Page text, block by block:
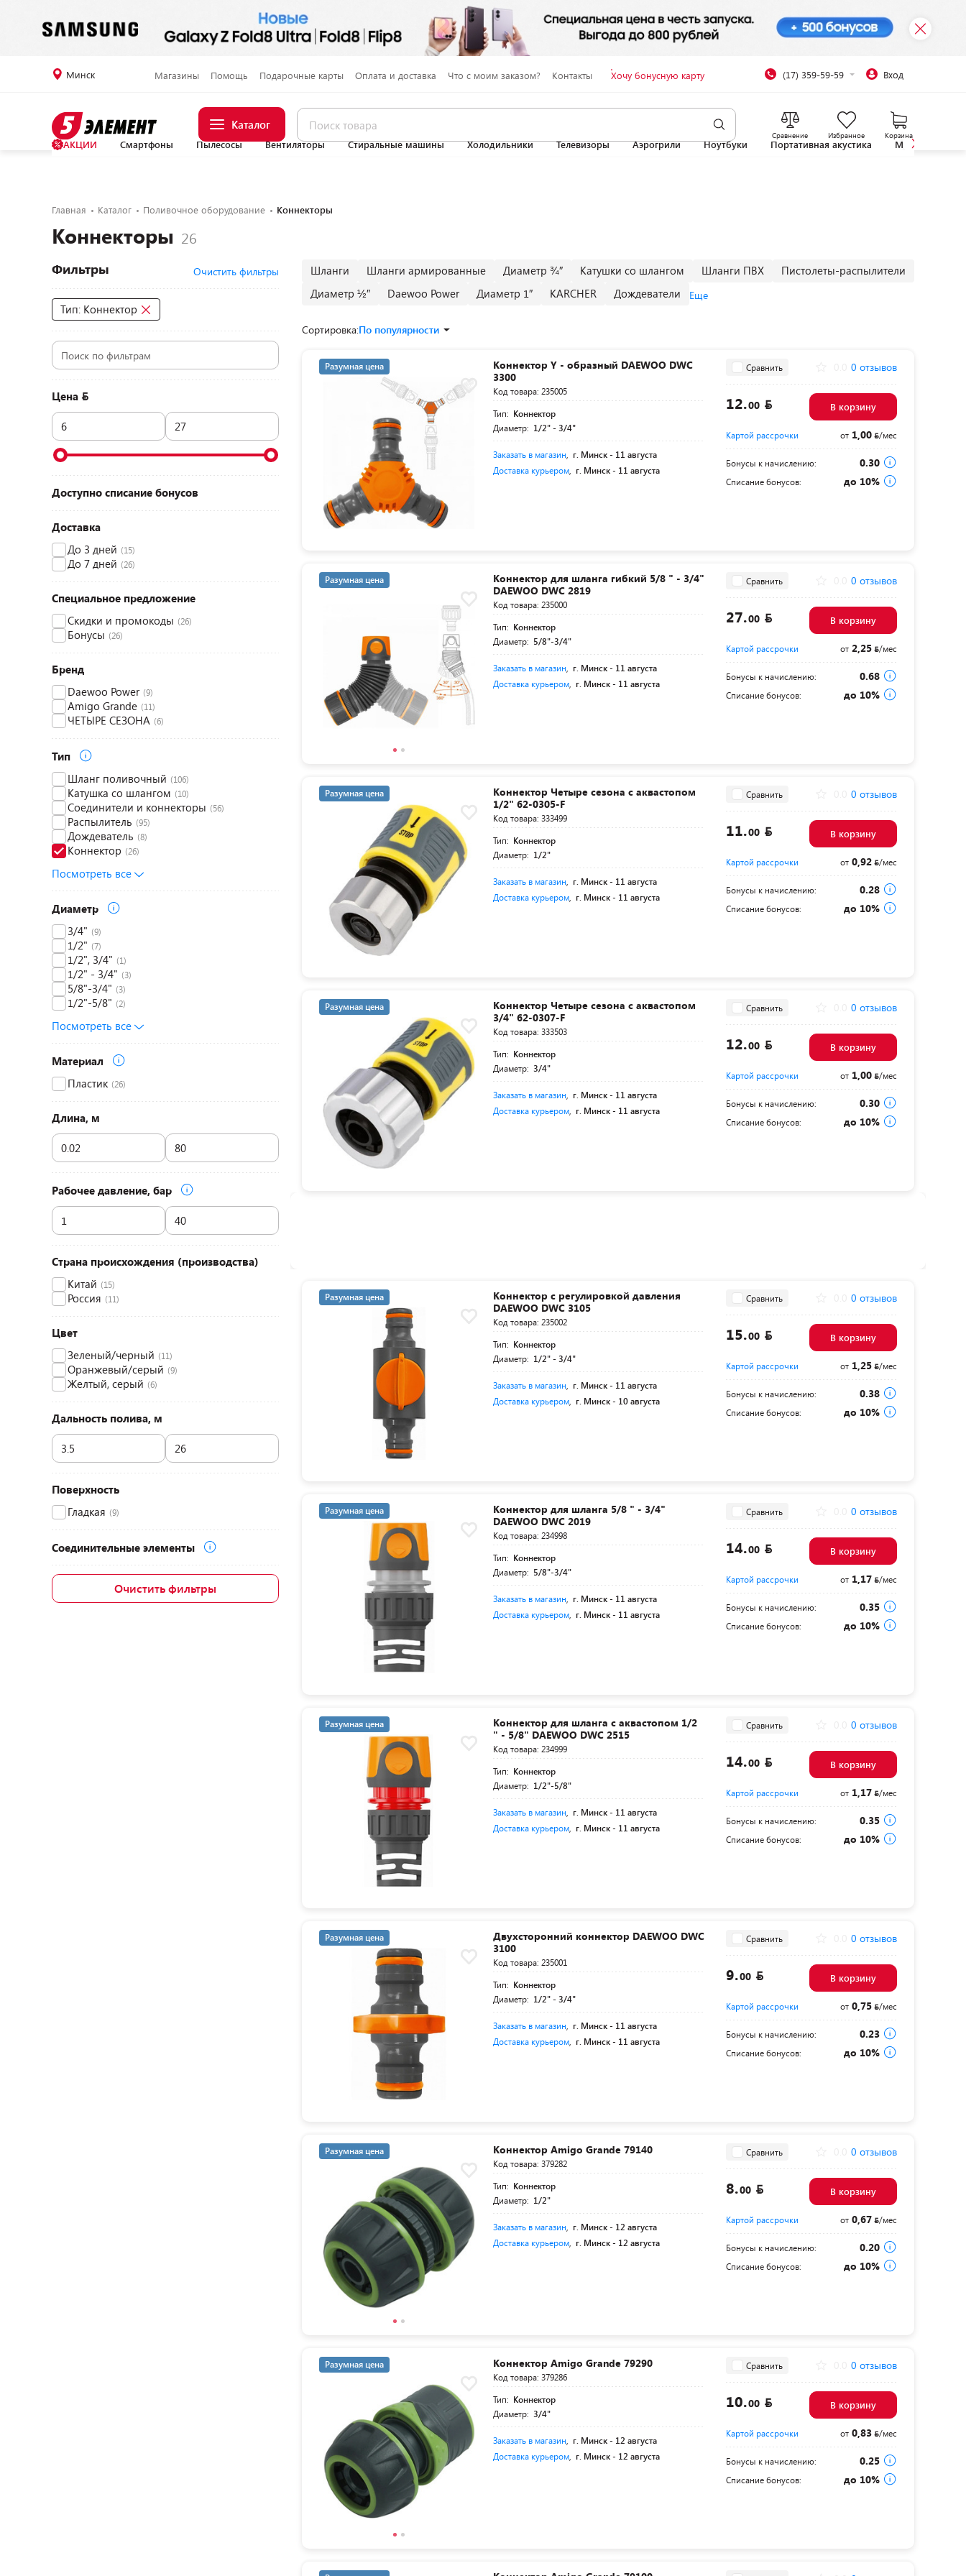
Минск Магазины Помощь Подарочные карты Оплата и доставка Что с моим заказом? Контакты Хочу бонусную карту (17) 359-59-59 Вход
Каталог
Сравнение Избранное Корзина
АКЦИИ Смартфоны Пылесосы Вентиляторы Стиральные машины Холодильники Телевизоры Аэрогрили Ноутбуки Портативная акустика
Главная Каталог Поливочное оборудование Коннекторы
Коннекторы
Фильтры Очистить фильтры
Тип: Коннектор
Цена
Доступно списание бонусов
Доставка
До 3 дней (15)
До 7 дней (26)
Специальное предложение
Скидки и промокоды (26)
Бонусы (26)
Бренд
Daewoo Power (9)
Amigo Grande (11)
ЧЕТЫРЕ СЕЗОНА (6)
Тип
Шланг поливочный (106)
Катушка со шлангом (10)
Соединители и коннекторы (56)
Распылитель (95)
Дождеватель (8)
Коннектор (26)
Посмотреть все
Диаметр
3/4" (9)
1/2" (7)
1/2", 3/4" (1)
1/2" - 3/4" (3)
5/8"-3/4" (3)
1/2"-5/8" (2)
Посмотреть все
Материал
Пластик (26)
Длина, м
Рабочее давление, бар
Страна происхождения (производства)
Китай (15)
Россия (11)
Цвет
Зеленый/черный (11)
Оранжевый/серый (9)
Желтый, серый (6)
Дальность полива, м
Поверхность
Гладкая (9)
Соединительные элементы
Очистить фильтры
Шланги Шланги армированные Диаметр ¾″ Катушки со шлангом Шланги ПВХ
Пистолеты-распылители
Диаметр ½″
Daewoo Power Диаметр 1″ KARCHER Дождеватели Еще
Сортировка:По популярности
Разумная цена
Коннектор Y - образный DAEWOO DWC
3300
Код товара: 235005
Тип: Коннектор
Диаметр: 1/2" - 3/4"
Заказать в магазин г. Минск - 11 августа
Доставка курьером г. Минск - 11 августа
Сравнить 0 отзывов
12.00 В корзину
Картой рассрочки от1,00 /мес
Бонусы к начислению: 0.30
Списание бонусов: до 10%
Разумная цена
Коннектор для шланга гибкий 5/8 " - 3/4"
DAEWOO DWC 2819
Код товара: 235000
Тип: Коннектор
Диаметр: 5/8"-3/4"
Заказать в магазин г. Минск - 11 августа
Доставка курьером г. Минск - 11 августа
Сравнить 0 отзывов
27.00 В корзину
Картой рассрочки от2,25 /мес
Бонусы к начислению: 0.68
Списание бонусов: до 10%
Разумная цена
Коннектор Четыре сезона с аквастопом
1/2" 62-0305-F
Код товара: 333499
Тип: Коннектор
Диаметр: 1/2"
Заказать в магазин г. Минск - 11 августа
Доставка курьером г. Минск - 11 августа
Сравнить 0 отзывов
11.00 В корзину
Картой рассрочки от0,92 /мес
Бонусы к начислению: 0.28
Списание бонусов: до 10%
Разумная цена
Коннектор Четыре сезона с аквастопом
3/4" 62-0307-F
Код товара: 333503
Тип: Коннектор
Диаметр: 3/4"
Заказать в магазин г. Минск - 11 августа
Доставка курьером г. Минск - 11 августа
Сравнить 0 отзывов
12.00 В корзину
Картой рассрочки от1,00 /мес
Бонусы к начислению: 0.30
Списание бонусов: до 10%
Разумная цена
Коннектор с регулировкой давления
DAEWOO DWC 3105
Код товара: 235002
Тип: Коннектор
Диаметр: 1/2" - 3/4"
Заказать в магазин, г. Минск - 11 августа
Доставка курьером, г. Минск - 10 августа
Сравнить 0 отзывов
15.00 В корзину
Картой рассрочки от1,25 /мес
Бонусы к начислению: 0.38
Списание бонусов: до 10%
Разумная цена
Коннектор для шланга 5/8 " - 3/4"
DAEWOO DWC 2019
Код товара: 234998
Тип: Коннектор
Диаметр: 5/8"-3/4"
Заказать в магазин, г. Минск - 11 августа
Доставка курьером, г. Минск - 11 августа
Сравнить 0 отзывов
14.00 В корзину
Картой рассрочки от1,17 /мес
Бонусы к начислению: 0.35
Списание бонусов: до 10%
Разумная цена
Коннектор для шланга с аквастопом 1/2
" - 5/8" DAEWOO DWC 2515
Код товара: 234999
Тип: Коннектор
Диаметр: 1/2"-5/8"
Заказать в магазин, г. Минск - 11 августа
Доставка курьером, г. Минск - 11 августа
Сравнить 0 отзывов
14.00 В корзину
Картой рассрочки от1,17 /мес
Бонусы к начислению: 0.35
Списание бонусов: до 10%
Разумная цена
Двухсторонний коннектор DAEWOO DWC
3100
Код товара: 235001
Тип: Коннектор
Диаметр: 1/2" - 3/4"
Заказать в магазин, г. Минск - 11 августа
Доставка курьером, г. Минск - 11 августа
Сравнить 0 отзывов
9.00 В корзину
Картой рассрочки от0,75 /мес
Бонусы к начислению: 0.23
Списание бонусов: до 10%
Разумная цена Коннектор Amigo Grande 79140
Код товара: 379282
Тип: Коннектор
Диаметр: 1/2"
Заказать в магазин, г. Минск - 12 августа
Доставка курьером, г. Минск - 12 августа
Сравнить 0 отзывов
8.00 В корзину
Картой рассрочки от0,67 /мес
Бонусы к начислению: 0.20
Списание бонусов: до 10%
Разумная цена Коннектор Amigo Grande 79290
Код товара: 379286
Тип: Коннектор
Диаметр: 3/4"
Заказать в магазин, г. Минск - 12 августа
Доставка курьером, г. Минск - 12 августа
Сравнить 0 отзывов
10.00 В корзину
Картой рассрочки от0,83 /мес
Бонусы к начислению: 0.25
Списание бонусов: до 10%